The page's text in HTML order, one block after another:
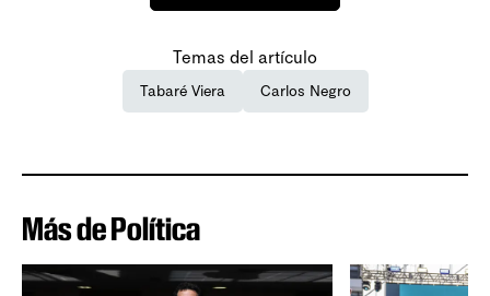
Temas del artículo
Tabaré Viera Carlos Negro
Más de Política